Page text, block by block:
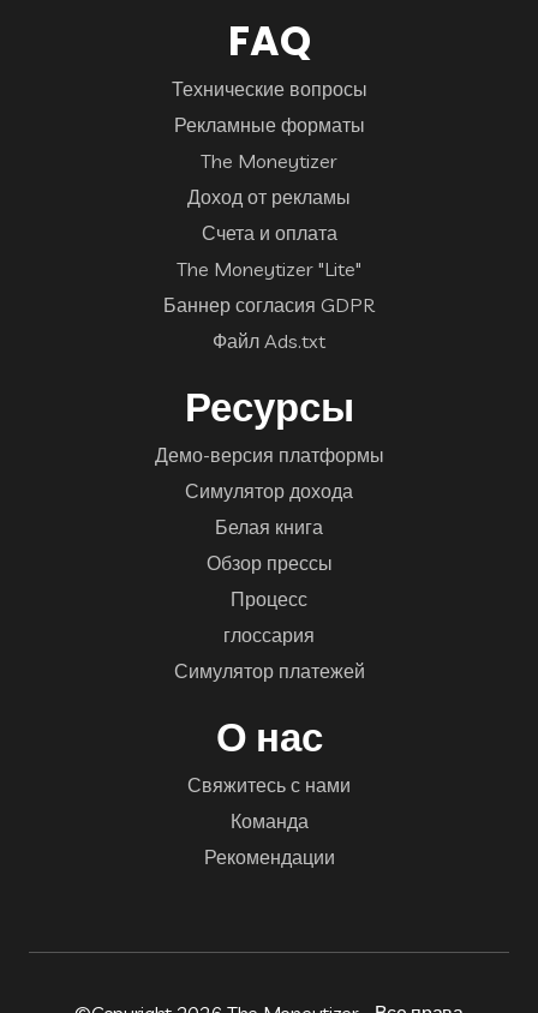
FAQ
Технические вопросы
Рекламные форматы
The Moneytizer
Доход от рекламы
Счета и оплата
The Moneytizer "Lite"
Баннер согласия GDPR
Файл Ads.txt
Ресурсы
Демо-версия платформы
Симулятор дохода
Белая книга
Обзор прессы
Процесс
глоссария
Симулятор платежей
О нас
Свяжитесь с нами
Команда
Рекомендации